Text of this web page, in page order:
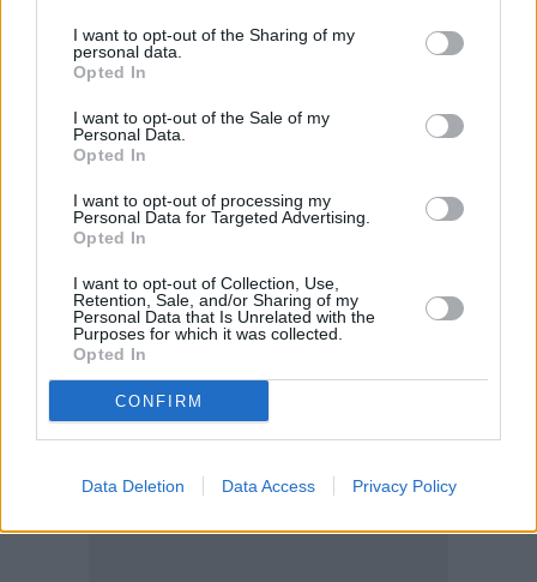
I want to opt-out of the Sharing of my
personal data.
Opted In
I want to opt-out of the Sale of my
Personal Data.
Opted In
I want to opt-out of processing my
Personal Data for Targeted Advertising.
Opted In
I want to opt-out of Collection, Use,
Retention, Sale, and/or Sharing of my
Personal Data that Is Unrelated with the
Purposes for which it was collected.
Opted In
CONFIRM
Data Deletion Data Access Privacy Policy